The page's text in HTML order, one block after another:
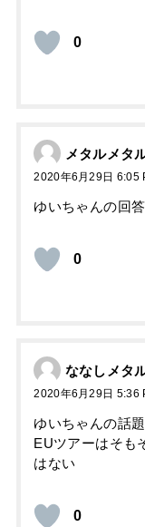
0
メタルメタ
2020年6月29日 6:05
ゆいちゃんの回
0
ななしメタ
2020年6月29日 5:36
ゆいちゃんの話
EUツアーはそも
はない
0